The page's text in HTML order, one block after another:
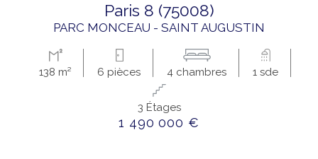
paris 8 (75008)
PARC MONCEAU - SAINT AUGUSTIN
138 m² 6 pièces 4 chambres 1 sde
3 Étages
1 490 000 €